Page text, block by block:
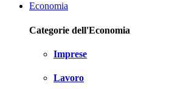
Economia
Categorie dell'Economia
Imprese
Lavoro